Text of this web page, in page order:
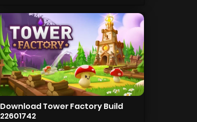
Download Tower Factory Build
22601742